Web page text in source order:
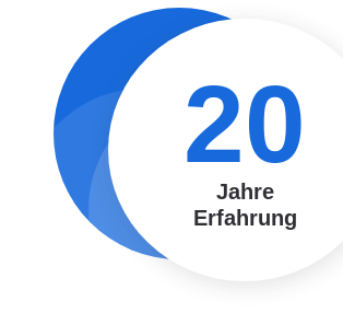
20
Jahre
Erfahrung